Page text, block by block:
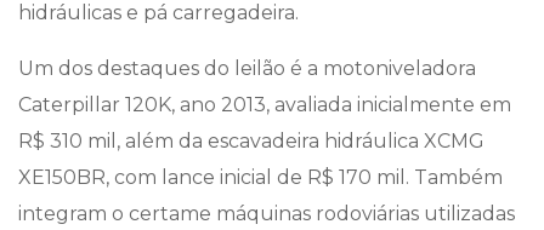
hidráulicas e pá carregadeira.
Um dos destaques do leilão é a motoniveladora
Caterpillar 120K, ano 2013, avaliada inicialmente em
R$ 310 mil, além da escavadeira hidráulica XCMG
XE150BR, com lance inicial de R$ 170 mil. Também
integram o certame máquinas rodoviárias utilizadas